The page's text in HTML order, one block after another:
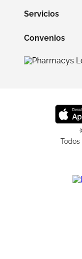
Servicios
Convenios